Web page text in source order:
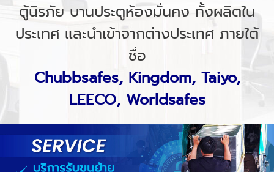
ตู้นิรภัย บานประตูห้องมั่นคง ทั้งผลิตใน
ประเทศ และนำเข้าจากต่างประเทศ ภายใต้
ชื่อ
Chubbsafes, Kingdom, Taiyo,
LEECO, Worldsafes